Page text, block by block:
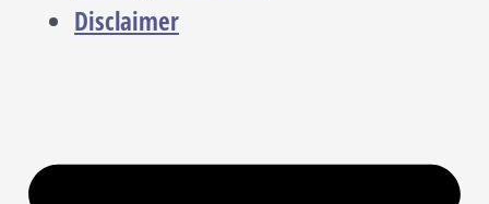
Disclaimer